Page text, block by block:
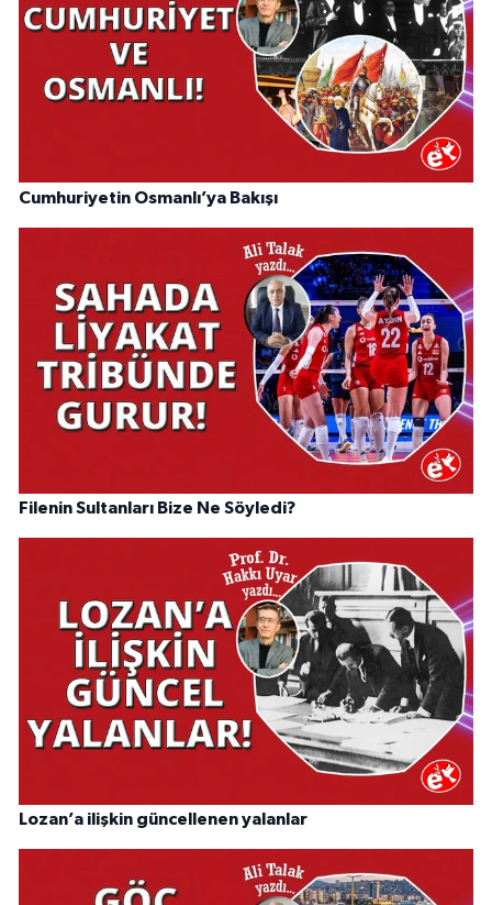
Cumhuriyetin Osmanlı’ya Bakışı
Filenin Sultanları Bize Ne Söyledi?
Lozan’a ilişkin güncellenen yalanlar